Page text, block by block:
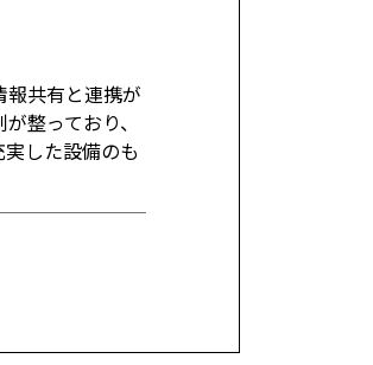
共有と連携が
整っており、
した設備のも